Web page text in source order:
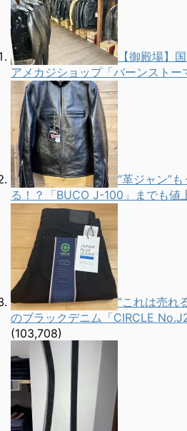
【御殿場】
アメカジショップ「バーンストー
”革ジャン”
る！？「BUCO J-100」までも値
”これは売れ
のブラックデニム「CIRCLE
(103,708)